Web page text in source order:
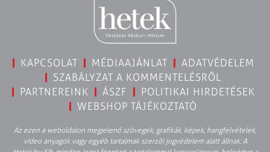
KAPCSOLAT MÉDIAAJÁNLAT
ADATVÉDELEM
SZABÁLYZAT A KOMMENTELÉSRŐL
PARTNEREINK
ÁSZF
POLITIKAI HIRDETÉSEK
WEBSHOP TÁJÉKOZTATÓ
Az ezen a weboldalon megjelenő szövegek, grafikák, képek, hangfelvételek,
video anyagok vagy egyéb tartalmak szerzői jogvédelem alatt állnak. A